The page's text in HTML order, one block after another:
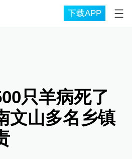
下载APP
只羊病死了
文山多名乡镇